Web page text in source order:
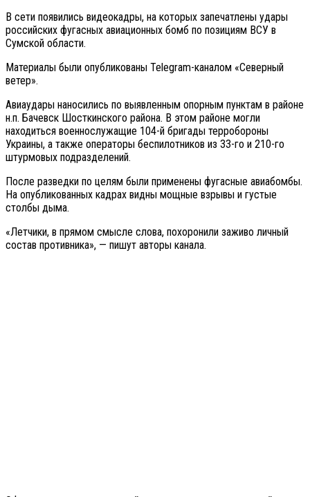
В сети появились видеокадры, на которых запечатлены удары
российских фугасных авиационных бомб по позициям ВСУ в
Сумской области.
Материалы были опубликованы Telegram-каналом «Северный
ветер».
Авиаудары наносились по выявленным опорным пунктам в районе
н.п. Бачевск Шосткинского района. В этом районе могли
находиться военнослужащие 104-й бригады терробороны
Украины, а также операторы беспилотников из 33-го и 210-го
штурмовых подразделений.
После разведки по целям были применены фугасные авиабомбы.
На опубликованных кадрах видны мощные взрывы и густые
столбы дыма.
«Летчики, в прямом смысле слова, похоронили заживо личный
состав противника», — пишут авторы канала.